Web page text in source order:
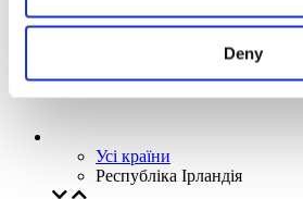
Deny
Усі країни
Республіка Ірландія